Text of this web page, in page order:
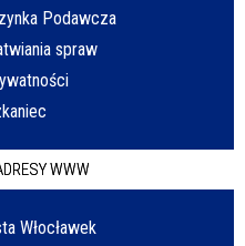
Podawcza
spraw
WWW
Włocławek